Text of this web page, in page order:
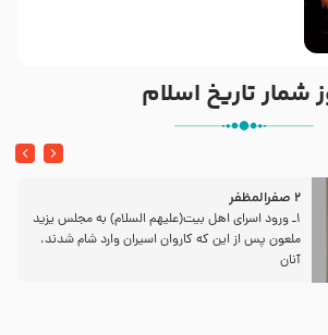
شمار تاریخ اسلام
2 صفرالمظفر
1ـ ورود اسراى اهل بیت‌(علیهم السلام) به مجلس یزید
ملعون پس از این كه كاروان اسیران وارد شام شدند،
آنان